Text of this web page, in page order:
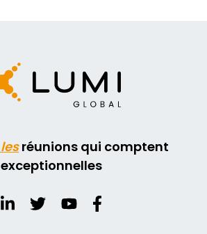
lesréunions qui comptent
exceptionnelles